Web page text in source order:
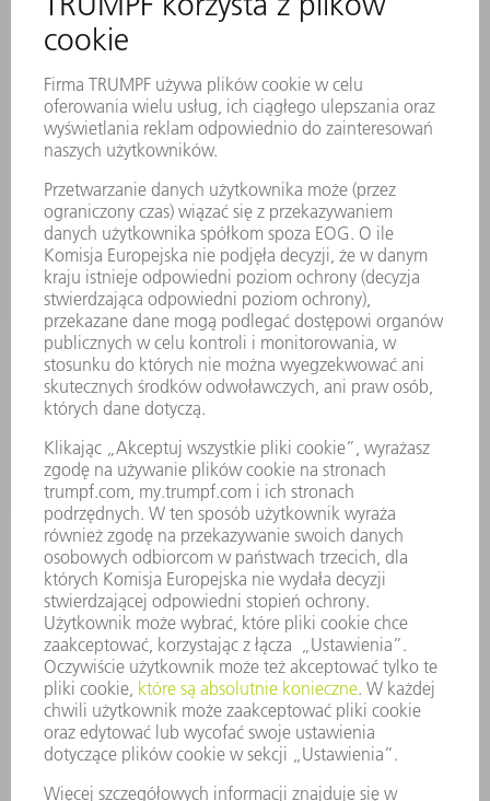
SERWIS ONLINE
KONTAKT
LOKALIZACJE
WYDARZENIA I TERMINY
SUBSKRYPCJA NEWSLETTERA
MYTRUMPF
KARTY BEZPIECZEŃSTWA
PRODUKTY
MASZYNY & SYSTEMY
LASER
ENERGOELEKTRONIKA
ELEKTRONARZĘDZIA
SMART FACTORY
OPROGRAMOWANIE
USŁUGI SERWISOWE
ZASTOSOWANIA
BRANŻE
FIRMA
OFERTY STANOWISK
PROFIL FIRMY
ZARZĄD
SPRAWOZDANIE Z DZIAŁALNOŚCI
ZASADY BIZNESOWE
ZAPEWNIENIE ZGODNOŚCI DZIAŁALNOŚCI Z REGULACJAMI
SYSTEM ZGŁASZANIA NIEPRAWIDŁOWOŚCI
BEZPIECZEŃSTWO
INFORMACJE PRASOWE
MAGAZYNY
ZRÓWNOWAŻONY ROZWÓJ
ŚRODOWISKO I KLIMAT
SPOŁECZEŃSTWO
KIEROWANIE PRZEDSIĘBIORSTWEM